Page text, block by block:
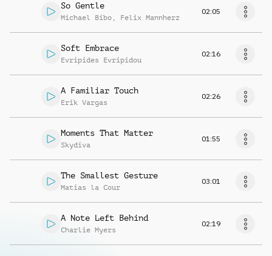
So Gentle
Michael Bibo , Felix Mannherz
02:05
Soft Embrace
Evripides Evripidou
02:16
A Familiar Touch
Erik Vargas
02:26
Moments That Matter
Skydiva
01:55
The Smallest Gesture
Matias la Cour
03:01
A Note Left Behind
Charlie Myers
02:19